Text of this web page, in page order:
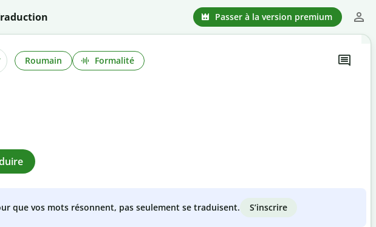
Passer à la version premium
Roumain Formalité
que vos mots résonnent, pas seulement se traduisent. S’inscrire